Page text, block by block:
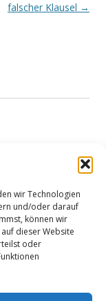
wir Technologien
und/oder darauf
können wir
dieser Website
oder
falscher Klausel →